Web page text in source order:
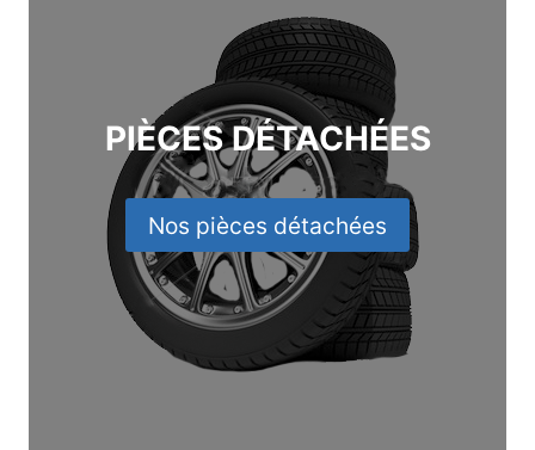
PIÈCES DÉTACHÉES
Nos pièces détachées